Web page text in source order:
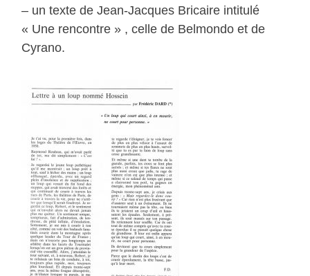
– un texte de Jean-Jacques Bricaire intitulé
« Une rencontre » , celle de Belmondo et de
Cyrano.